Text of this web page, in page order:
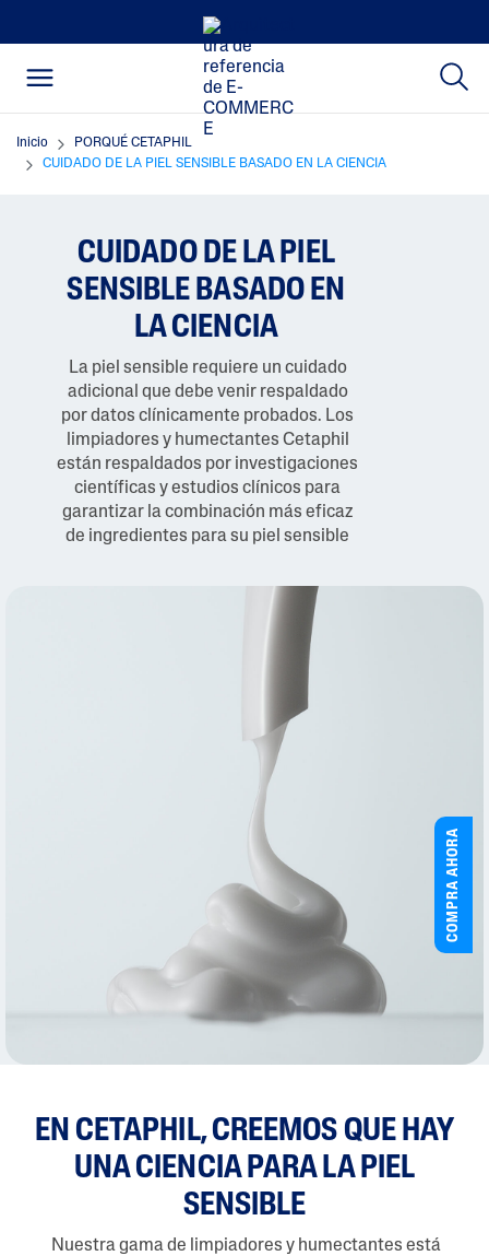
Inicio
PORQUÉ CETAPHIL
CUIDADO DE LA PIEL SENSIBLE BASADO EN LA CIENCIA
CUIDADO DE LA PIEL
SENSIBLE BASADO EN
LA CIENCIA
La piel sensible requiere un cuidado
adicional que debe venir respaldado
por datos clínicamente probados. Los
limpiadores y humectantes Cetaphil
están respaldados por investigaciones
científicas y estudios clínicos para
garantizar la combinación más eficaz
de ingredientes para su piel sensible
EN CETAPHIL, CREEMOS QUE HAY
UNA CIENCIA PARA LA PIEL
SENSIBLE
Nuestra gama de limpiadores y humectantes está
COMPRA AHORA